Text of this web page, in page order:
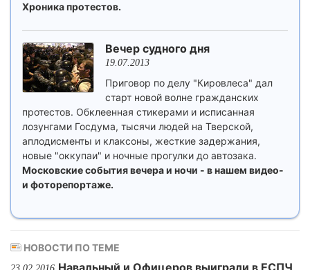
Хроника протестов.
Вечер судного дня
19.07.2013
Приговор по делу "Кировлеса" дал
старт новой волне гражданских
протестов. Обклеенная стикерами и исписанная
лозунгами Госдума, тысячи людей на Тверской,
аплодисменты и клаксоны, жесткие задержания,
новые "оккупаи" и ночные прогулки до автозака.
Московские события вечера и ночи - в нашем видео-
и фоторепортаже.
НОВОСТИ ПО ТЕМЕ
Навальный и Офицеров выиграли в ЕСПЧ